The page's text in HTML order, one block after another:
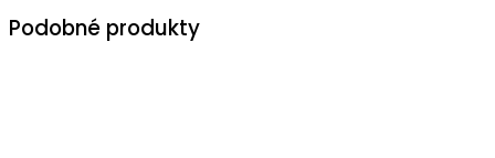
Podobné produkty